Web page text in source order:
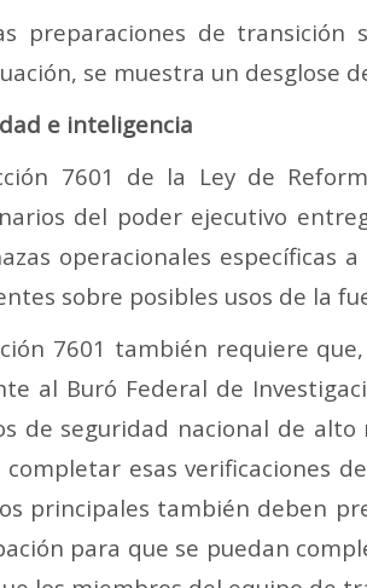
preparaciones de
se muestra un desglose
e inteligencia
7601 de la Ley de
del poder ejecutivo
operacionales específicas
sobre posibles usos de la
7601 también requiere
al Buró Federal de
de seguridad nacional de
completar esas verificaciones
principales también deben
para que se puedan